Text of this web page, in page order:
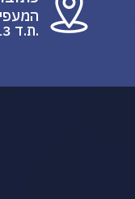
.ת.ד 413, קרית אתא